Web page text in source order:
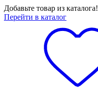
Добавьте товар из каталога!
Перейти в каталог